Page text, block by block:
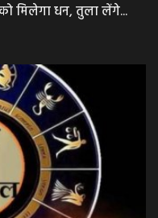
मिलेगा धन, तुला लेंगे...